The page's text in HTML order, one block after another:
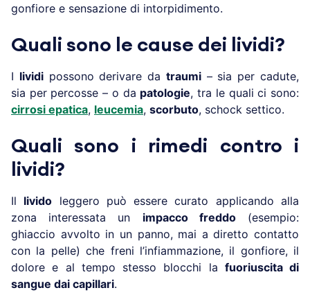
gonfiore e sensazione di intorpidimento.
Quali sono le cause dei lividi?
I lividipossono derivare da traumi– sia per cadute,
sia per percosse – o da patologie, tra le quali ci sono:
cirrosi epatica, leucemia, scorbuto, schock settico.
Quali sono i rimedi contro i
lividi?
Il livido leggero può essere curato applicando alla
zona interessata un impacco freddo(esempio:
ghiaccio avvolto in un panno, mai a diretto contatto
con la pelle) che freni l’infiammazione, il gonfiore, il
dolore e al tempo stesso blocchi la fuoriuscita di
sangue dai capillari.